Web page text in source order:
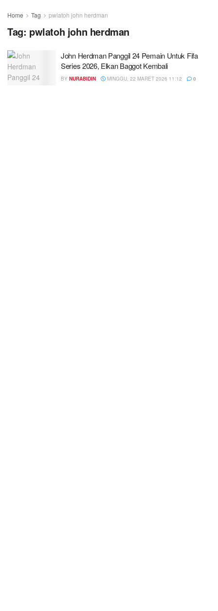
Home Tag pwlatoh john herdman
Tag: pwlatoh john herdman
John Herdman Panggil 24 Pemain Untuk Fifa
Series 2026, Elkan Baggot Kembali
BY NURABIDIN MINGGU, 22 MARET 2026 11:12 0